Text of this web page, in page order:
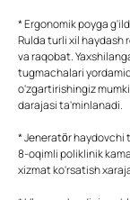
* Ergonomik poyga
Rulda turli xil haydash
va raqobat.
tugmachalari
o'zgartirishingiz
darajasi ta'minlanadi.
* Jeneratör haydovchi
8-oqimli poliklinik
xizmat ko'rsatish